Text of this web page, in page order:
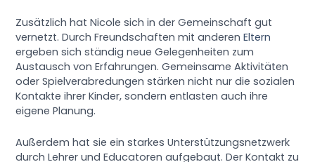
Zusätzlich hat Nicole sich in der Gemeinschaft gut
vernetzt. Durch Freundschaften mit anderenEltern
ergeben sich ständig neue Gelegenheiten zum
Austausch von Erfahrungen. Gemeinsame Aktivitäten
oder Spielverabredungen stärken nicht nur die sozialen
Kontakte ihrer Kinder, sondern entlasten auch ihre
eigene Planung.
Außerdem hat sie ein starkes Unterstützungsnetzwerk
durch Lehrer und Educatoren aufgebaut. Der Kontakt zu